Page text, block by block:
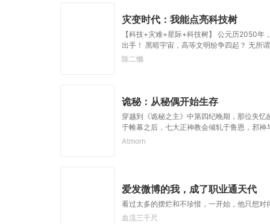
灾变时代：我能点亮科技树
【科技+灾难+星际+科技树】 公元历2050年
出手！ 黑暗宇宙，高等文明纷争四起？ 无所
陈二懒
诡秘：从秘偶开始生存
穿越到《诡秘之主》中第四纪晚期，那位失
于帷幕之后，七大正神教会倾轧于鲁恩，邪
者是陷入污染与疯狂之前的最后挣扎？当秘
Atmorn
爱发微博的我，成了职业通天代
看过太多的摆烂和不珍惜，一开始，他只想
血流三千尺